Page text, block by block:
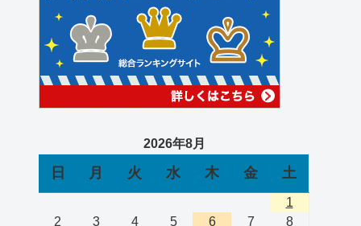
2026年8月
日 月 火 水 木 金 土
1
2
3 4 5 6 7
8